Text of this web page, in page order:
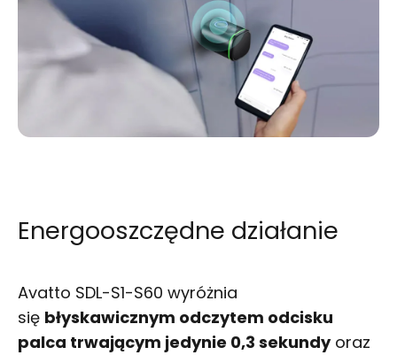
Energooszczędne działanie
Avatto SDL-S1-S60 wyróżnia
się błyskawicznym odczytem odcisku
palca trwającym jedynie 0,3 sekundyoraz